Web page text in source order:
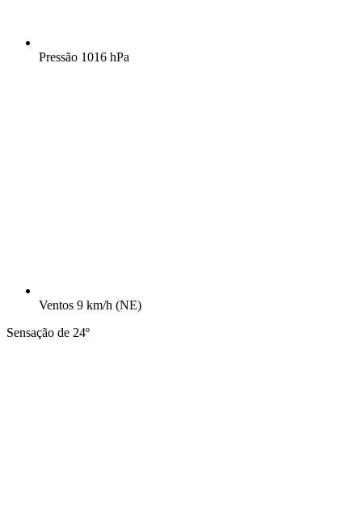
Pressão 1016 hPa
Ventos 9 km/h (NE)
Sensação de 24º